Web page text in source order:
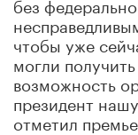
чтобы уже
могли
возможность
президент
отметил